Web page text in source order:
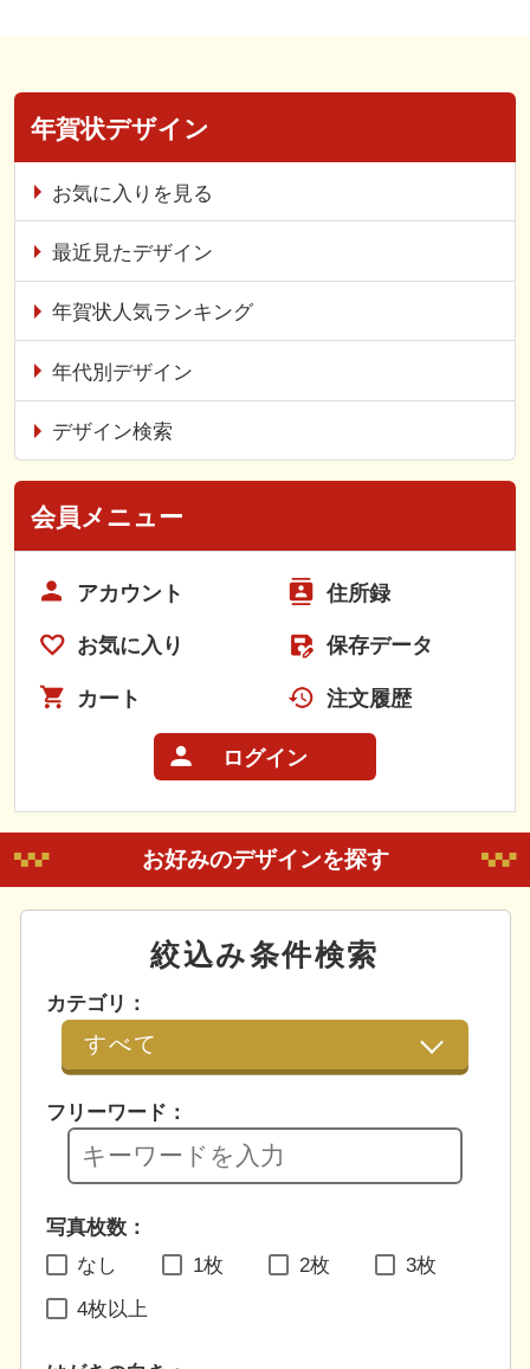
年賀状デザイン
お気に入りを見る
最近見たデザイン
年賀状人気ランキング
年代別デザイン
デザイン検索
会員メニュー
アカウント 住所録
お気に入り 保存データ
カート 注文履歴
ログイン
お好みのデザインを探す
絞込み条件検索
カテゴリ：
フリーワード：
写真枚数：
なし
1枚 2枚 3枚
4枚以上